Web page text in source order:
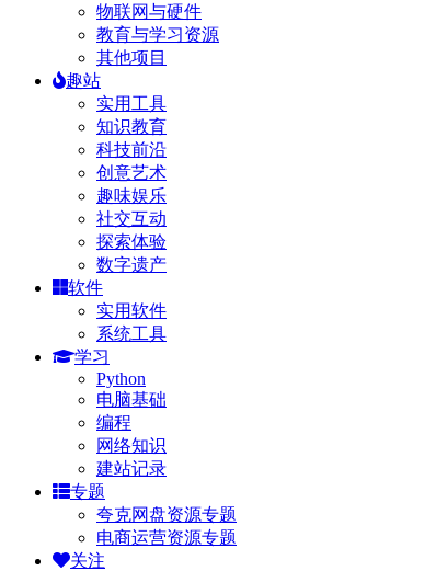
物联网与硬件
教育与学习资源
其他项目
趣站
实用工具
知识教育
科技前沿
创意艺术
趣味娱乐
社交互动
探索体验
数字遗产
软件
实用软件
系统工具
学习
Python
电脑基础
编程
网络知识
建站记录
专题
夸克网盘资源专题
电商运营资源专题
关注